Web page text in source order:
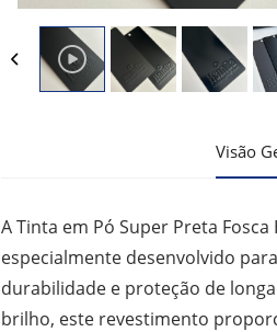
Visão
A Tinta em Pó Super Preta
especialmente desenvolvido
durabilidade e proteção de
brilho, este revestimento